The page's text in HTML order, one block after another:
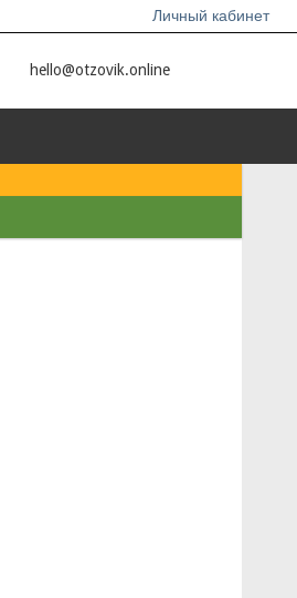
Личный кабинет
hello@otzovik.online